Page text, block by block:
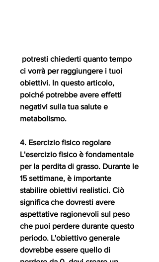
ci vorrà per raggiungere i tuoi
obiettivi. In questo articolo,
poiché potrebbe avere effetti
negativi sulla tua salute e
metabolismo.
4. Esercizio fisico regolare
L'esercizio fisico è fondamentale
per la perdita di grasso. Durante le
15 settimane, è importante
stabilire obiettivi realistici. Ciò
significa che dovresti avere
aspettative ragionevoli sul peso
che puoi perdere durante questo
periodo. L'obiettivo generale
dovrebbe essere quello di